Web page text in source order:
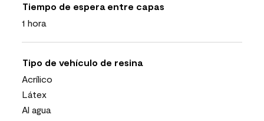
Tiempo de espera entre capas
1 hora
Tipo de vehículo de resina
Acrílico
Látex
Al agua